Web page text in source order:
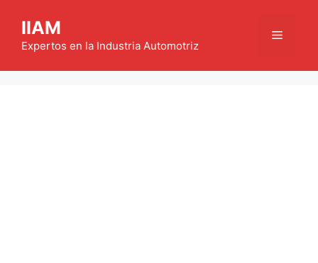
contenido
IIAM
Expertos en la Industria Automotriz
Menú